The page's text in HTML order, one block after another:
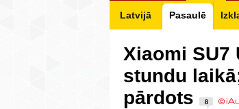
Latvijā Pasaulē
Xiaomi SU7
stundu
pārdots
8